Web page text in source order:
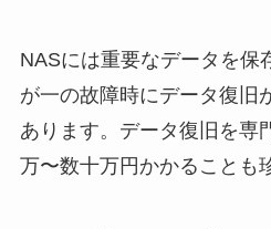
NASには重要なデータを保
が一の故障時にデータ復旧
あります。データ復旧を専
万〜数十万円かかることも